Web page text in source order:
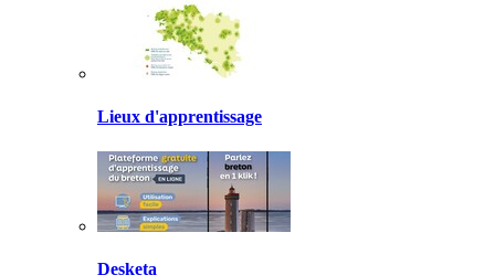
Lieux d'apprentissage
Desketa